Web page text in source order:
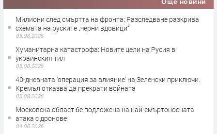
Милиони след смъртта на фронта: Разследване разкрива
схемата на руските „черни вдовици“
05.08.2026
Хуманитарна катастрофа: Новите цели на Русия в
украинския тил
05.08.2026
40-дневната 'операция за влияние' на Зеленски приключи.
Кремъл отказва да прекрати войната
05.08.2026
Московска област бе подложена на най-смъртоносната
атака с дронове
04.08.2026